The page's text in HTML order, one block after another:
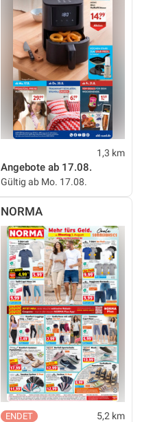
1,3 km
Angebote ab 17.08.
Gültig ab Mo. 17.08.
NORMA
5,2 km